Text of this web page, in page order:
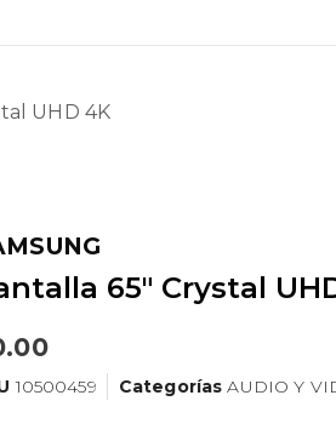
UHD 4K
65″ Crystal
10500459 Categorías AUDIO Y